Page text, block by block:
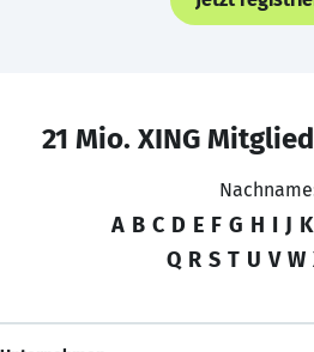
21 Mio. XING
A B C D E F G H I J K
Q R S T U V W